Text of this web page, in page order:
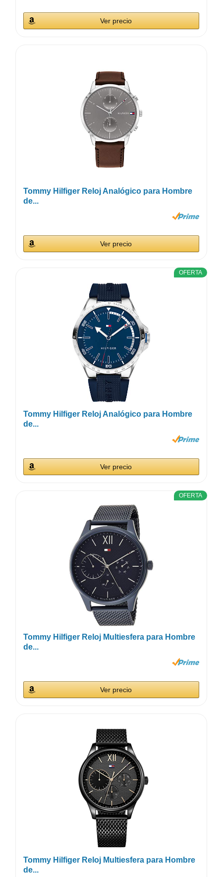
Ver precio
Tommy Hilfiger Reloj Analógico para Hombre
de...
Ver precio
OFERTA
Tommy Hilfiger Reloj Analógico para Hombre
de...
Ver precio
OFERTA
Tommy Hilfiger Reloj Multiesfera para Hombre
de...
Ver precio
Tommy Hilfiger Reloj Multiesfera para Hombre
de...